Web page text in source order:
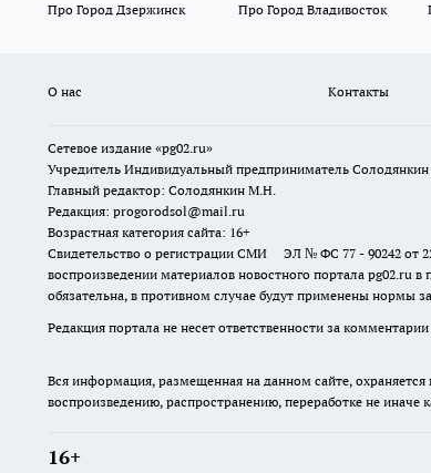
Про Город Дзержинск
Про Город Владивосток
О нас Контакты
Сетевое издание «pg02.ru»
Учредитель Индивидуальный предприниматель
Главный редактор: Солодянкин М.Н.
Редакция: progorodsol@mail.ru
Возрастная категория сайта: 16+
Свидетельство о регистрации СМИ ЭЛ № ФС 77 - 90242 от
воспроизведении материалов новостного портала pg02.ru
обязательна, в противном случае будут применены нормы
Редакция портала не несет ответственности за
Вся информация, размещенная на данном сайте,
воспроизведению, распространению, переработке не иначе
16+